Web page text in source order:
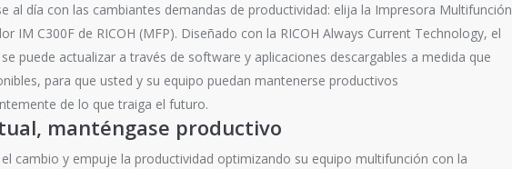
al día con las cambiantes demandas de productividad: elija la Impresora Multifunción
IM C300F de RICOH (MFP). Diseñado con la RICOH Always Current Technology, el
puede actualizar a través de software y aplicaciones descargables a medida que
para que usted y su equipo puedan mantenerse productivos
de lo que traiga el futuro.
manténgase productivo
cambio y empuje la productividad optimizando su equipo multifunción con la